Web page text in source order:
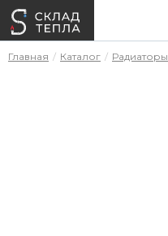
Главная Каталог Радиаторы